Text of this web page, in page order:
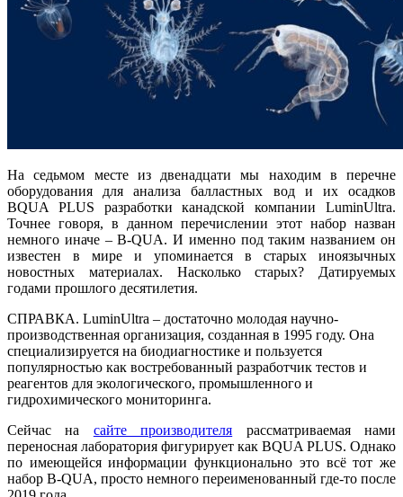
На седьмом месте из двенадцати мы находим в перечне
оборудования для анализа балластных вод и их осадков
BQUA PLUS разработки канадской компании LuminUltra.
Точнее говоря, в данном перечислении этот набор назван
немного иначе – B-QUA. И именно под таким названием он
известен в мире и упоминается в старых иноязычных
новостных материалах. Насколько старых? Датируемых
годами прошлого десятилетия.
СПРАВКА. LuminUltra – достаточно молодая научно-
производственная организация, созданная в 1995 году. Она
специализируется на биодиагностике и пользуется
популярностью как востребованный разработчик тестов и
реагентов для экологического, промышленного и
гидрохимического мониторинга.
Сейчас на сайте производителя рассматриваемая нами
переносная лаборатория фигурирует как BQUA PLUS. Однако
по имеющейся информации функционально это всё тот же
набор B-QUA, просто немного переименованный где-то после